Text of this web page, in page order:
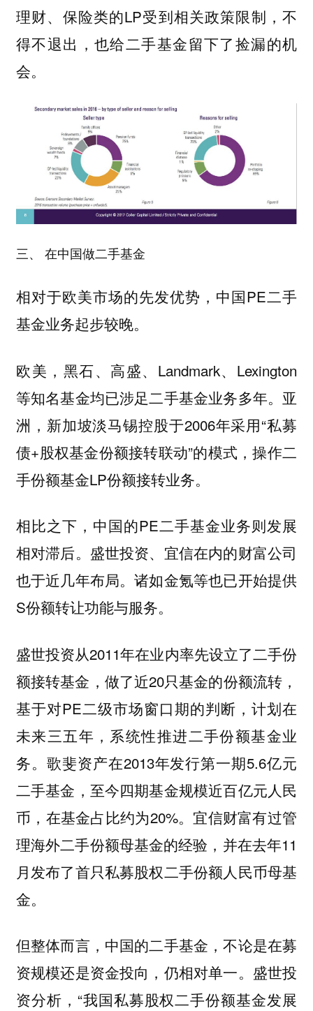
理财、保险类的LP受到相关政策限制，不
得不退出，也给二手基金留下了捡漏的机
会。
三、 在中国做二手基金
相对于欧美市场的先发优势，中国PE二手
基金业务起步较晚。
欧美，黑石、高盛、Landmark、Lexington
等知名基金均已涉足二手基金业务多年。亚
洲，新加坡淡马锡控股于2006年采用“私募
债+股权基金份额接转联动”的模式，操作二
手份额基金LP份额接转业务。
相比之下，中国的PE二手基金业务则发展
相对滞后。盛世投资、宜信在内的财富公司
也于近几年布局。诸如金氪等也已开始提供
S份额转让功能与服务。
盛世投资从2011年在业内率先设立了二手份
额接转基金，做了近20只基金的份额流转，
基于对PE二级市场窗口期的判断，计划在
未来三五年，系统性推进二手份额基金业
务。歌斐资产在2013年发行第一期5.6亿元
二手基金，至今四期基金规模近百亿元人民
币，在基金占比约为20%。 宜信财富有过管
理海外二手份额母基金的经验，并在去年11
月发布了首只私募股权二手份额人民币母基
金。
但整体而言，中国的二手基金，不论是在募
资规模还是资金投向，仍相对单一。盛世投
资分析，“我国私募股权二手份额基金发展